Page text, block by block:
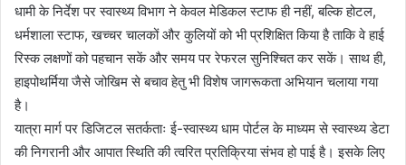
धामी के निर्देश पर स्वास्थ्य विभाग ने केवल मेडिकल स्टाफ ही नहीं, बल्कि होटल,
धर्मशाला स्टाफ, खच्चर चालकों और कुलियों को भी प्रशिक्षित किया है ताकि वे हाई
रिस्क लक्षणों को पहचान सकें और समय पर रेफरल सुनिश्चित कर सकें। साथ ही,
हाइपोथर्मिया जैसे जोखिम से बचाव हेतु भी विशेष जागरूकता अभियान चलाया गया
है।
यात्रा मार्ग पर डिजिटल सतर्कताः ई-स्वास्थ्य धाम पोर्टल के माध्यम से स्वास्थ्य डेटा
की निगरानी और आपात स्थिति की त्वरित प्रतिक्रिया संभव हो पाई है। इसके लिए